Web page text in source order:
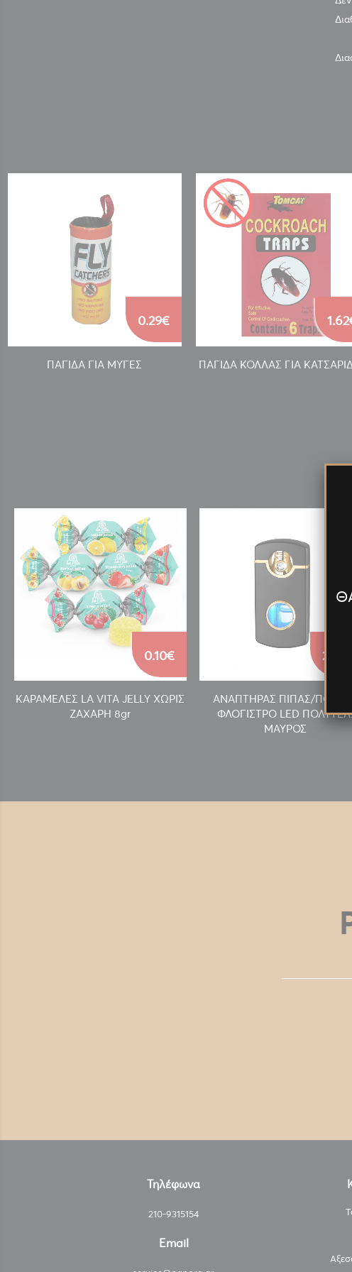
ΠΑΓΙΔΑ ΓΙΑ ΜΥΓΕΣ
0.29€
ΠΑΓΙΔΑ ΚΟΛΛΑΣ ΓΙΑ
ΚΑΡΑΜΕΛΕΣ LA VITA JELLY ΧΩΡΙΣ
ΖΑΧΑΡΗ 8gr
0.10€
ΑΝΑΠΤΗΡΑΣ ΠΙΠΑΣ/ΠΟΥΡΟΥ
ΦΛΟΓΙΣΤΡΟ LED
ΜΑΥΡΟΣ
27.55€
Τηλέφωνα
210-9315154
Email